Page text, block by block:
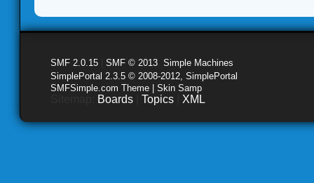
SMF 2.0.15 SMF © 2013 Simple Machines
SimplePortal 2.3.5 © 2008-2012, SimplePortal
SMFSimple.com Theme | Skin Samp
Boards Topics XML